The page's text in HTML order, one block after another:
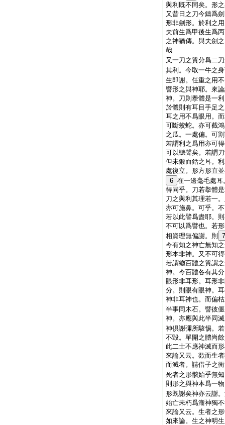
與利既不同矣。形
又昔日之刀今鑄爲
形非劍形。於利之
夫前生爲甲後生爲
之神猶傳。與夫劍
哉
又一刀之質分爲二
其利。今取一牛之
生即謝。任重之用
譬形之與神耶。來
神。刀則擧體是一
於體則有耳目手足
耳之用不爲眼用。
可斷蛟蛇。亦可截
之瓜。一處偏。可
若謂利之爲用亦可
可以聽聲矣。若謂
但未鍛而銛之耳。
處復立。形方形直
6 在一邊毫毛處
得同乎。刀若擧體
刀之與利其理若一
亦可施鼻。可乎。
若以此譬爲盡耶。
不可以爲譬也。若
相資理無偏謝。則
7
今有知之神亡無知
形本非神。又不可
若謂總百體之質謂
神。今百體各有其
眼形非耳形。耳形
分。則眼有眼神。
神非耳神也。而偏
半事同木石。譬彼
神。亦應與此半同
神倶謝彌所駭惕。
不毀。單開之體尚
此二士不應神滅而
來論又云。欻而生
而滅者。請借子之
死者之形骸始乎無
則形之與神本爲一
形既謝矣神亦云謝
始亡未朽爲漸神獨
來論又云。生者之
如來論。生之神明